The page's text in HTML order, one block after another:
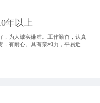
年以上
，为人诚实谦虚。工作勤奋，认真
，有耐心。具有亲和力，平易近
趣，尽心尽力。